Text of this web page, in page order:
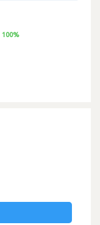
100%